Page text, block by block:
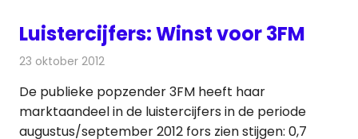
Luistercijfers: Winst voor 3FM
23 oktober 2012
De publieke popzender 3FM heeft haar
marktaandeel in de luistercijfers in de periode
augustus/september 2012 fors zien stijgen: 0,7